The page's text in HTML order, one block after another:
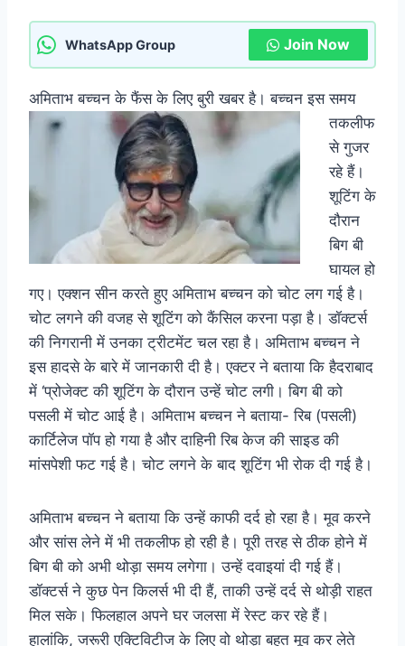
WhatsApp Group Join Now
अमिताभ बच्चन के फैंस के लिए बुरी खबर है। बच्चन इस समय
तकलीफ
से गुजर
रहे हैं।
शूटिंग के
दौरान
बिग बी
घायल हो
गए। एक्शन सीन करते हुए अमिताभ बच्चन को चोट लग गई है।
चोट लगने की वजह से शूटिंग को कैंसिल करना पड़ा है। डॉक्टर्स
की निगरानी में उनका ट्रीटमेंट चल रहा है। अमिताभ बच्चन ने
इस हादसे के बारे में जानकारी दी है। एक्टर ने बताया कि हैदराबाद
में ‘प्रोजेक्ट की शूटिंग के दौरान उन्हें चोट लगी। बिग बी को
पसली में चोट आई है। अमिताभ बच्चन ने बताया- रिब (पसली)
कार्टिलेज पॉप हो गया है और दाहिनी रिब केज की साइड की
मांसपेशी फट गई है। चोट लगने के बाद शूटिंग भी रोक दी गई है।
अमिताभ बच्चन ने बताया कि उन्हें काफी दर्द हो रहा है। मूव करने
और सांस लेने में भी तकलीफ हो रही है। पूरी तरह से ठीक होने में
बिग बी को अभी थोड़ा समय लगेगा। उन्हें दवाइयां दी गई हैं।
डॉक्टर्स ने कुछ पेन किलर्स भी दी हैं, ताकी उन्हें दर्द से थोड़ी राहत
मिल सके। फिलहाल अपने घर जलसा में रेस्ट कर रहे हैं।
हालांकि, जरूरी एक्टिविटीज के लिए वो थोड़ा बहुत मूव कर लेते